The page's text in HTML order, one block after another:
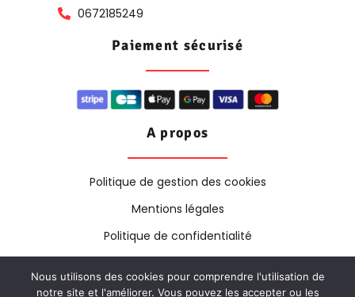
0672185249
Paiement sécurisé
A propos
Politique de gestion des cookies
Mentions légales
Politique de confidentialité
Nous utilisons des cookies pour comprendre l'utilisation de
notre site et l'améliorer. Vous pouvez les accepter ou les